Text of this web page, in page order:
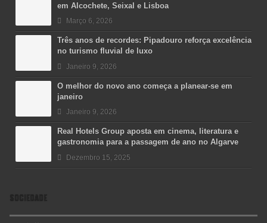
em Alcochete, Seixal e Lisboa
Março 6, 2026
Três anos de recordes: Pipadouro reforça excelência
no turismo fluvial de luxo
Janeiro 9, 2026
O melhor do novo ano começa a planear-se em
janeiro
Janeiro 9, 2026
Real Hotels Group aposta em cinema, literatura e
gastronomia para a passagem de ano no Algarve
Dezembro 15, 2025
SOCIEDADE